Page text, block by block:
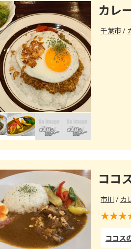
カレ
千葉市
ココ
市川 カ